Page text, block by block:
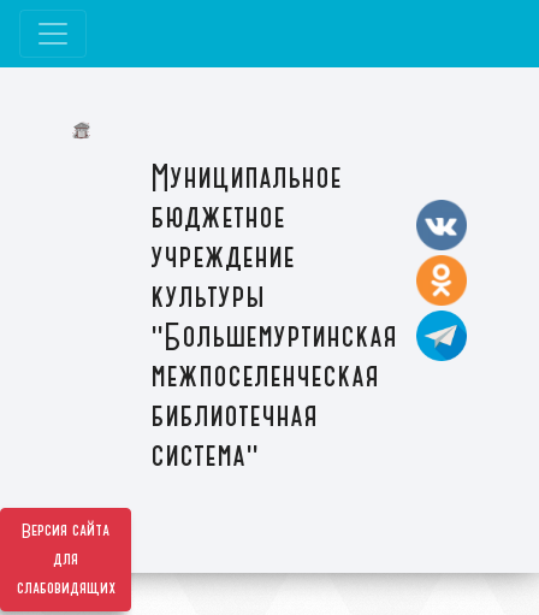
Версия сайта
для
слабовидящих
Муниципальное
бюджетное
учреждение
культуры
"Большемуртинская
межпоселенческая
библиотечная
система"